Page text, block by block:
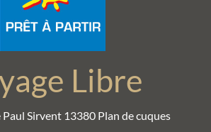
Libre
Sirvent 13380 Plan de cuques